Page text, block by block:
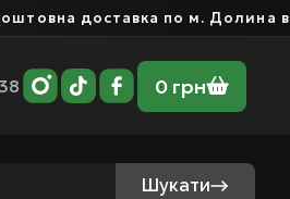
доставка по м. Долина від 400
0 грн
Шукати